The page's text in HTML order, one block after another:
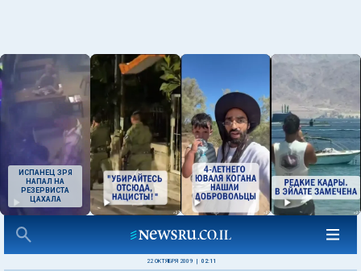
ИСПАНЕЦ ЗРЯ
НАПАЛ НА
РЕЗЕРВИСТА
ЦАХАЛА
22 ОКТЯБРЯ 2009 02:11